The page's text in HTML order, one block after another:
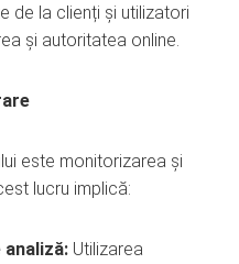
de la clienți și utilizatori
și autoritatea online.
este monitorizarea și
lucru implică:
Utilizarea